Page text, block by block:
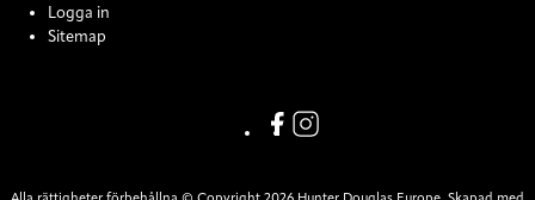
Logga in
Sitemap
Link missing Display text from
Link missing Display text